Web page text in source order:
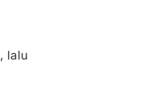
, lalu